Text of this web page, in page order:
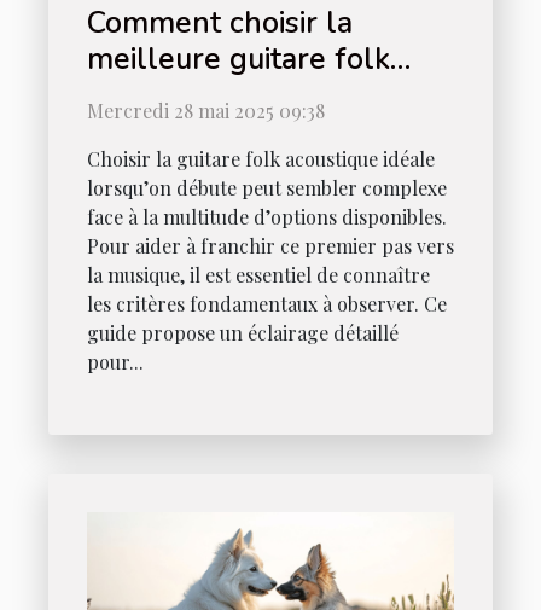
Comment choisir la
meilleure guitare folk
acoustique pour
débutants
Mercredi 28 mai 2025 09:38
Choisir la guitare folk acoustique idéale
lorsqu’on débute peut sembler complexe
face à la multitude d’options disponibles.
Pour aider à franchir ce premier pas vers
la musique, il est essentiel de connaître
les critères fondamentaux à observer. Ce
guide propose un éclairage détaillé
pour...